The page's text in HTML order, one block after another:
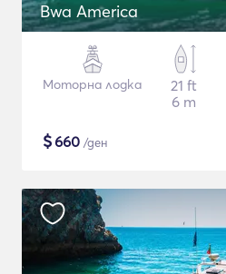
Bwa America
Моторна лодка
21 ft
6 m
$660 /ден